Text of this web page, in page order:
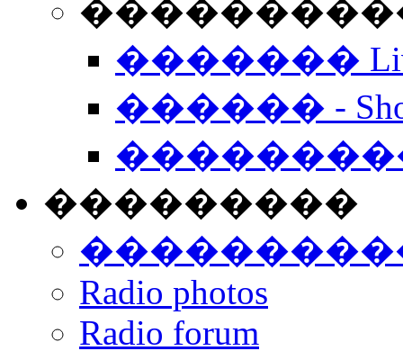
����������
�������
������ -
���������
Radio photos
Radio forum